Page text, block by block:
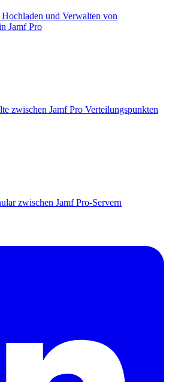
und Verwalten von
Jamf Pro
zwischen Jamf Pro Verteilungspunkten
zwischen Jamf Pro-Servern